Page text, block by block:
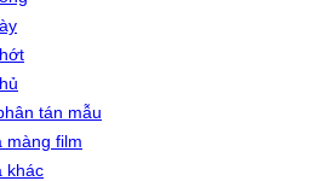
tán mẫu
màng film
khác